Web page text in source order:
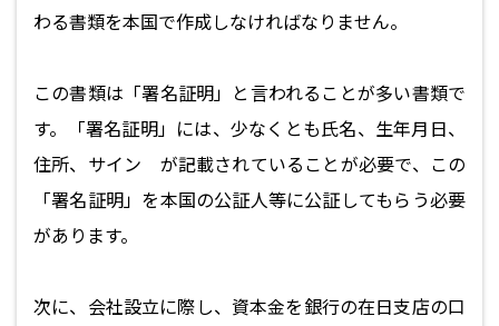
わる書類を本国で作成しなければなりません。
この書類は「署名証明」と言われることが多い書類で
す。「署名証明」には、少なくとも氏名、生年月日、
住所、サイン が記載されていることが必要で、この
「署名証明」を本国の公証人等に公証してもらう必要
があります。
次に、会社設立に際し、資本金を銀行の在日支店の口